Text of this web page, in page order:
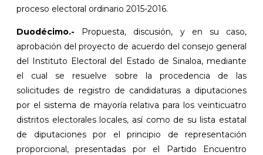
proceso electoral ordinario 2015-2016.
Duodécimo.- Propuesta, discusión, y en su caso,
aprobación del proyecto de acuerdo del consejo general
del Instituto Electoral del Estado de Sinaloa, mediante
el cual se resuelve sobre la procedencia de las
solicitudes de registro de candidaturas a diputaciones
por el sistema de mayoría relativa para los veinticuatro
distritos electorales locales, así como de su lista estatal
de diputaciones por el principio de representación
proporcional, presentadas por el Partido Encuentro